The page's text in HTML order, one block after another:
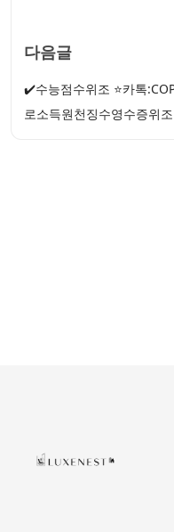
다음글
✔️수능점수위조 ⭐카톡
로소득원천징수영수증위